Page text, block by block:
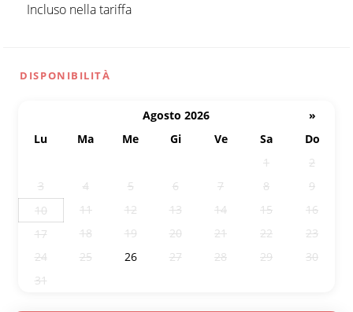
Incluso nella tariffa
DISPONIBILITÀ
Agosto 2026
»
Lu
Ma Me Gi Ve Sa
Do
1
2
3
4 5 6 7 8
9
10
11 12 13 14 15
16
17
18 19 20 21 22
23
24
25 26 27 28 29
30
31